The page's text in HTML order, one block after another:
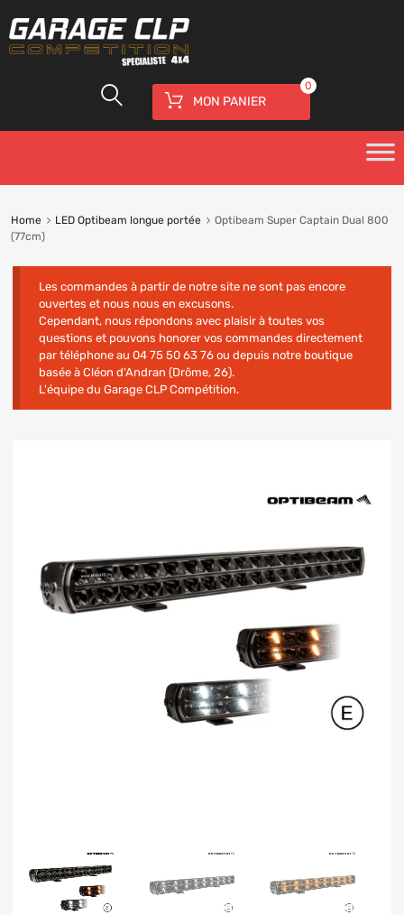
MON PANIER
0
Home LED Optibeam longue portée
Optibeam Super Captain Dual 800
(77cm)
Les commandes à partir de notre site ne sont pas encore
ouvertes et nous nous en excusons.
Cependant, nous répondons avec plaisir à toutes vos
questions et pouvons honorer vos commandes directement
par téléphone au 04 75 50 63 76 ou depuis notre boutique
basée à Cléon d'Andran (Drôme, 26).
L'équipe du Garage CLP Compétition.